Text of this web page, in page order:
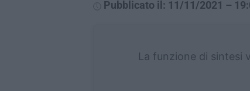
Pubblicato il: 11/11/2021 –
La funzione di sintesi